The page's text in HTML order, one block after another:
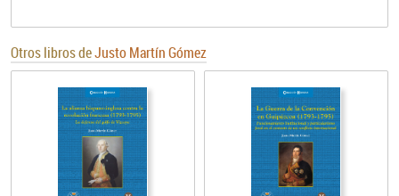
Otros libros deJusto Martín Gómez